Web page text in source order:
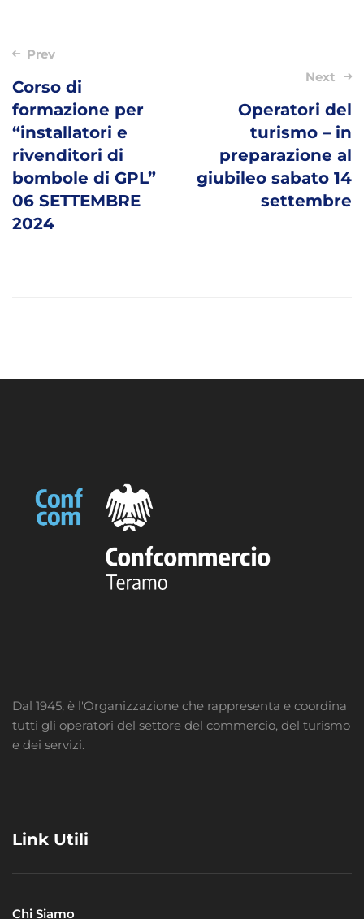
Post
navigation
Prev
Corso di
formazione per
“installatori e
rivenditori di
bombole di GPL”
06 SETTEMBRE
2024
Next
Operatori del
turismo – in
preparazione al
giubileo sabato 14
settembre
Dal 1945, è l'Organizzazione che rappresenta e coordina
tutti gli operatori del settore del commercio, del turismo
e dei servizi.
Link Utili
Chi Siamo